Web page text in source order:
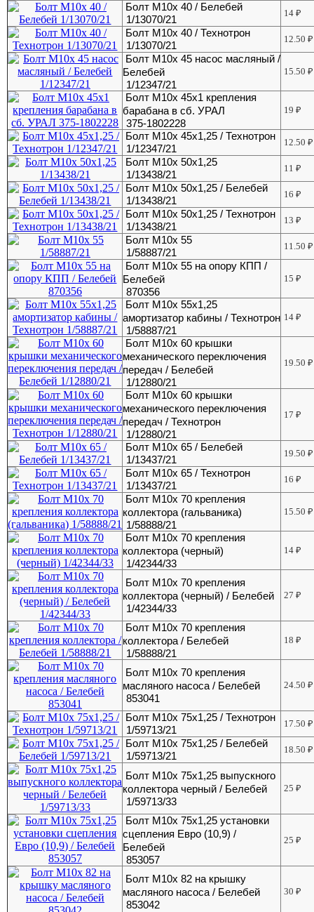
Болт М10х 40 / Белебей
1/13070/21
14₽
Болт М10х 40 / Технотрон
1/13070/21
12.50₽
Болт М10х 45 насос масляный /
Белебей
1/12347/21
15.50₽
Болт М10х 45х1 крепления
барабана в сб. УРАЛ
375-1802228
19₽
Болт М10х 45х1,25 / Технотрон
1/12347/21
12.50₽
Болт М10х 50х1,25
1/13438/21
11₽
Болт М10х 50х1,25 / Белебей
1/13438/21
16₽
Болт М10х 50х1,25 / Технотрон
1/13438/21
13₽
Болт М10х 55
1/58887/21
11.50₽
Болт М10х 55 на опору КПП /
Белебей
870356
15₽
Болт М10х 55х1,25
амортизатор кабины / Технотрон
1/58887/21
14₽
Болт М10х 60 крышки
механического переключения
передач / Белебей
1/12880/21
19.50₽
Болт М10х 60 крышки
механического переключения
передач / Технотрон
1/12880/21
17₽
Болт М10х 65 / Белебей
1/13437/21
19.50₽
Болт М10х 65 / Технотрон
1/13437/21
16₽
Болт М10х 70 крепления
коллектора (гальваника)
1/58888/21
15.50₽
Болт М10х 70 крепления
коллектора (черный)
1/42344/33
14₽
Болт М10х 70 крепления
коллектора (черный) / Белебей
1/42344/33
27₽
Болт М10х 70 крепления
коллектора / Белебей
1/58888/21
18₽
Болт М10х 70 крепления
масляного насоса / Белебей
853041
24.50₽
Болт М10х 75х1,25 / Технотрон
1/59713/21
17.50₽
Болт М10х 75х1,25 / Белебей
1/59713/21
18.50₽
Болт М10х 75х1,25 выпускного
коллектора черный / Белебей
1/59713/33
25₽
Болт М10х 75х1,25 установки
сцепления Евро (10,9) /
Белебей
853057
25₽
Болт М10х 82 на крышку
масляного насоса / Белебей
853042
30₽